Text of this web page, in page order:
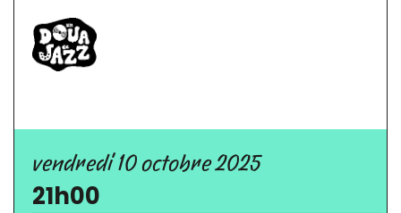
vendredi 10 octobre 2025
21h00